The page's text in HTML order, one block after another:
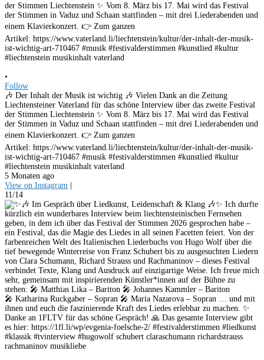
•
Follow
🎶 Der Inhalt der Musik ist wichtig 🎶 Vielen Dank an die Zeitung
Liechtensteiner Vaterland für das schöne Interview über das zweite Festival
der Stimmen Liechtenstein ✨ Vom 8. März bis 17. Mai wird das Festival
der Stimmen in Vaduz und Schaan stattfinden – mit drei Liederabenden und
einem Klavierkonzert. 👉 Zum ganzen
Artikel: https://www.vaterland.li/liechtenstein/kultur/der-inhalt-der-musik-
ist-wichtig-art-710467 #musik #festivalderstimmen #kunstlied #kultur
#liechtenstein musikinhalt vaterland
5 Monaten ago
View on Instagram
11/14